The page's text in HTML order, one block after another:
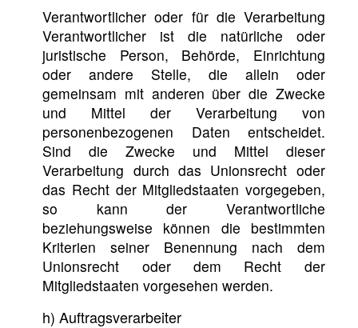
Verantwortlicher oder für die Verarbeitung
Verantwortlicher ist die natürliche oder
juristische Person, Behörde, Einrichtung
oder andere Stelle, die allein oder
gemeinsam mit anderen über die Zwecke
und Mittel der Verarbeitung von
personenbezogenen Daten entscheidet.
Sind die Zwecke und Mittel dieser
Verarbeitung durch das Unionsrecht oder
das Recht der Mitgliedstaaten vorgegeben,
so kann der Verantwortliche
beziehungsweise können die bestimmten
Kriterien seiner Benennung nach dem
Unionsrecht oder dem Recht der
Mitgliedstaaten vorgesehen werden.
h) Auftragsverarbeiter